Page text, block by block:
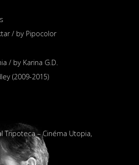
/ by Pipocolor
/ by Karina G.D.
(2009-2015)
Tripoteca – Cinéma Utopia,